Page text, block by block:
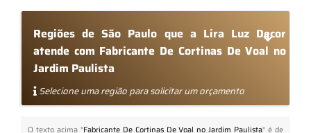
Regiões de São Paulo que a Lira Luz Decor
atende com Fabricante De Cortinas De Voal no
Jardim Paulista
Selecione uma região para solicitar um orçamento
O texto acima "Fabricante De Cortinas De Voal no Jardim Paulista" é de